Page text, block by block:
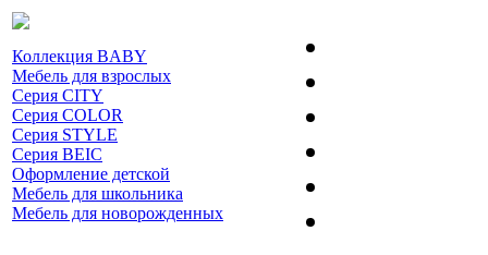
Коллекция BABY
Мебель для взрослых
Серия CITY
Серия COLOR
Серия STYLE
Серия BEIC
Оформление детской
Мебель для школьника
Мебель для новорожденных